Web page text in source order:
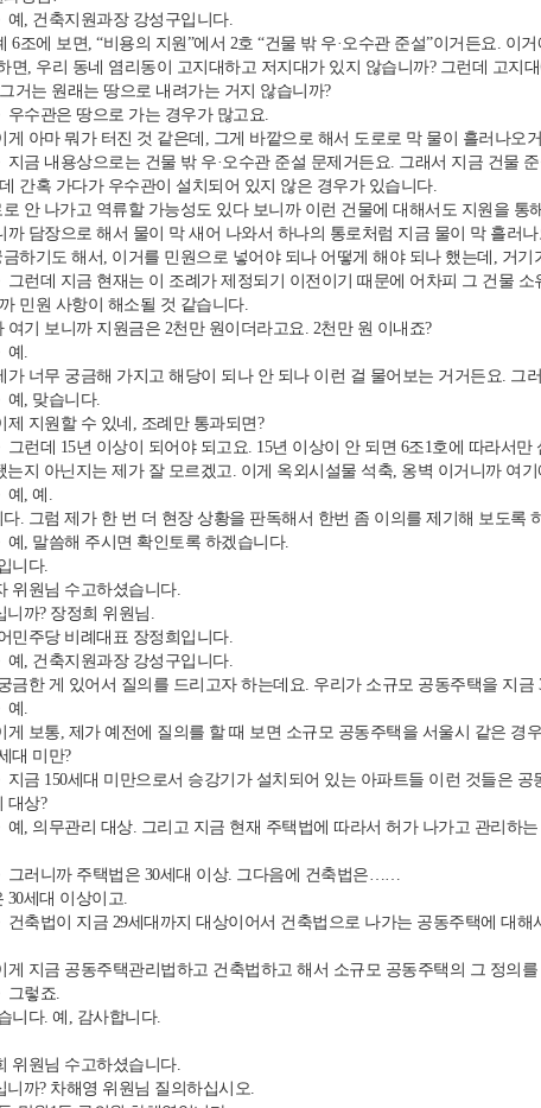
예, 건축지원과장 강성구입니다.
6조에 보면, “비용의 지원”에서 2호 “건물 밖 우·오수관 준설”이거든요. 이
면, 우리 동네 염리동이 고지대하고 저지대가 있지 않습니까? 그런데 고지
거는 원래는 땅으로 내려가는 거지 않습니까?
우수관은 땅으로 가는 경우가 많고요.
게 아마 뭐가 터진 것 같은데, 그게 바깥으로 해서 도로로 막 물이 흘러나오
지금 내용상으로는 건물 밖 우·오수관 준설 문제거든요. 그래서 지금 건물
간혹 가다가 우수관이 설치되어 있지 않은 경우가 있습니다.
안 나가고 역류할 가능성도 있다 보니까 이런 건물에 대해서도 지원을
까 담장으로 해서 물이 막 새어 나와서 하나의 통로처럼 지금 물이 막 흘러
하기도 해서, 이거를 민원으로 넣어야 되나 어떻게 해야 되나 했는데, 거기
그런데 지금 현재는 이 조례가 제정되기 이전이기 때문에 어차피 그 건물
민원 사항이 해소될 것 같습니다.
여기 보니까 지원금은 2천만 원이더라고요. 2천만 원 이내죠?
예.
가 너무 궁금해 가지고 해당이 되나 안 되나 이런 걸 물어보는 거거든요. 그
예, 맞습니다.
제 지원할 수 있네, 조례만 통과되면?
그런데 15년 이상이 되어야 되고요. 15년 이상이 안 되면 6조1호에 따라서만
는지 아닌지는 제가 잘 모르겠고. 이게 옥외시설물 석축, 옹벽 이거니까 여
예, 예.
. 그럼 제가 한 번 더 현장 상황을 판독해서 한번 좀 이의를 제기해 보도록
예, 말씀해 주시면 확인토록 하겠습니다.
니다.
위원님 수고하셨습니다.
니까? 장정희 위원님.
민주당 비례대표 장정희입니다.
예, 건축지원과장 강성구입니다.
금한 게 있어서 질의를 드리고자 하는데요. 우리가 소규모 공동주택을 지금
예.
게 보통, 제가 예전에 질의를 할 때 보면 소규모 공동주택을 서울시 같은 경
대 미만?
지금 150세대 미만으로서 승강기가 설치되어 있는 아파트들 이런 것들은
대상?
예, 의무관리 대상. 그리고 지금 현재 주택법에 따라서 허가 나가고 관리하
그러니까 주택법은 30세대 이상. 그다음에 건축법은……
30세대 이상이고.
건축법이 지금 29세대까지 대상이어서 건축법으로 나가는 공동주택에 대
게 지금 공동주택관리법하고 건축법하고 해서 소규모 공동주택의 그 정의
그렇죠.
니다. 예, 감사합니다.
위원님 수고하셨습니다.
니까? 차해영 위원님 질의하십시오.